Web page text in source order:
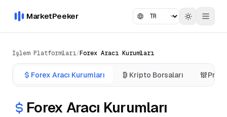
MarketPeeker
İşlem Platformları/Forex Aracı Kurumları
Forex Aracı Kurumları Kripto Borsaları Prop
Forex Aracı Kurumları